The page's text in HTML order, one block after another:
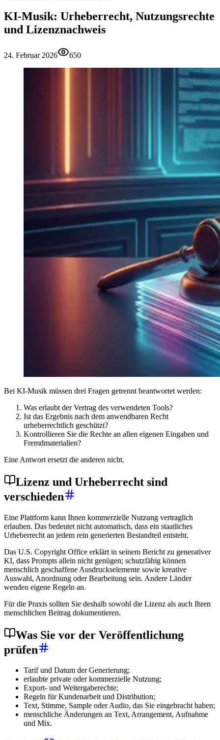
KI-Musik: Urheberrecht, Nutzungsrechte
und Lizenznachweis
24. Februar 2026 650
Bei KI-Musik müssen drei Fragen getrennt beantwortet werden:
Was erlaubt der Vertrag des verwendeten Tools?
Ist das Ergebnis nach dem anwendbaren Recht
urheberrechtlich geschützt?
Kontrollieren Sie die Rechte an allen eigenen Eingaben und
Fremdmaterialien?
Eine Antwort ersetzt die anderen nicht.
Lizenz und Urheberrecht sind
verschieden
Eine Plattform kann Ihnen kommerzielle Nutzung vertraglich
erlauben. Das bedeutet nicht automatisch, dass ein staatliches
Urheberrecht an jedem rein generierten Bestandteil entsteht.
Das U.S. Copyright Office erklärt in seinem Bericht zu generativer
KI, dass Prompts allein nicht genügen; schutzfähig können
menschlich geschaffene Ausdruckselemente sowie kreative
Auswahl, Anordnung oder Bearbeitung sein. Andere Länder
wenden eigene Regeln an.
Für die Praxis sollten Sie deshalb sowohl die Lizenz als auch Ihren
menschlichen Beitrag dokumentieren.
Was Sie vor der Veröffentlichung
prüfen
Tarif und Datum der Generierung;
erlaubte private oder kommerzielle Nutzung;
Export- und Weitergaberechte;
Regeln für Kundenarbeit und Distribution;
Text, Stimme, Sample oder Audio, das Sie eingebracht haben;
menschliche Änderungen an Text, Arrangement, Aufnahme
und Mix.